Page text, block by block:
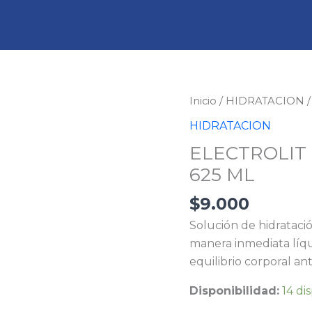
Inicio / HIDRATACION
HIDRATACION
625 ML
$9.000
Solución de
manera inmediata
equilibrio corporal
Disponibilidad: 14
ELECTROLIT
HIDRATANTE
625
ML